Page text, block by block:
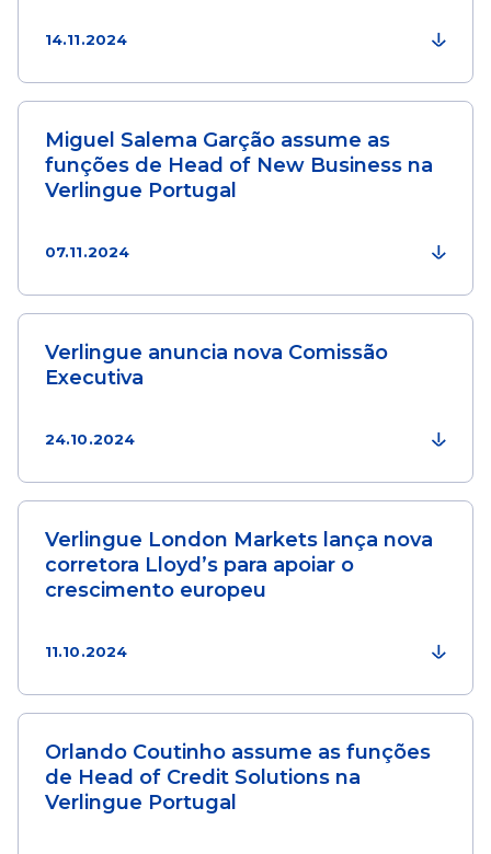
14.11.2024
Miguel Salema Garção assume as
funções de Head of New Business na
Verlingue Portugal
07.11.2024
Verlingue anuncia nova Comissão
Executiva
24.10.2024
Verlingue London Markets lança nova
corretora Lloyd’s para apoiar o
crescimento europeu
11.10.2024
Orlando Coutinho assume as funções
de Head of Credit Solutions na
Verlingue Portugal